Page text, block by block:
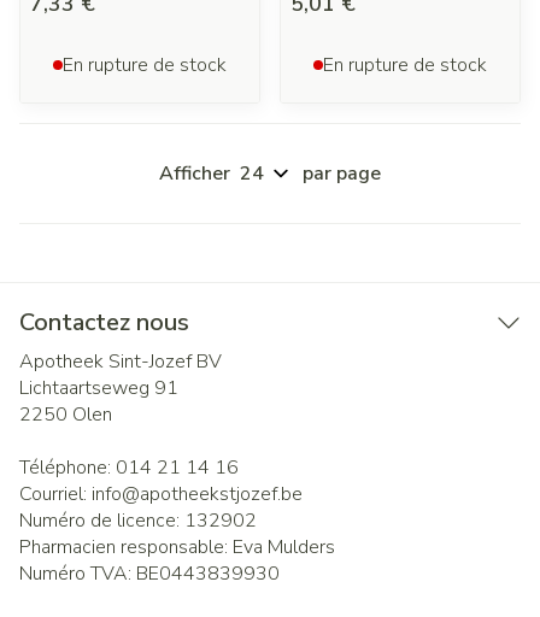
En rupture de stock En rupture de stock
Afficher par page
Contactez nous
Apotheek Sint-Jozef BV
Lichtaartseweg 91
2250 Olen
Téléphone: 014 21 14 16
Courriel: info@apotheekstjozef.be
Numéro de licence: 132902
Pharmacien responsable: Eva Mulders
Numéro TVA: BE0443839930